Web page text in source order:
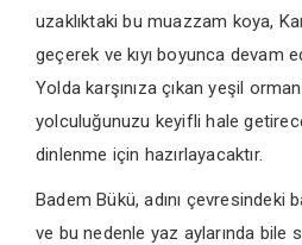
uzaklıktaki bu muazzam koya,
geçerek ve kıyı boyunca devam
Yolda karşınıza çıkan yeşil
yolculuğunuzu keyifli hale
dinlenme için hazırlayacaktır.
Badem Bükü, adını çevresindeki
ve bu nedenle yaz aylarında bile